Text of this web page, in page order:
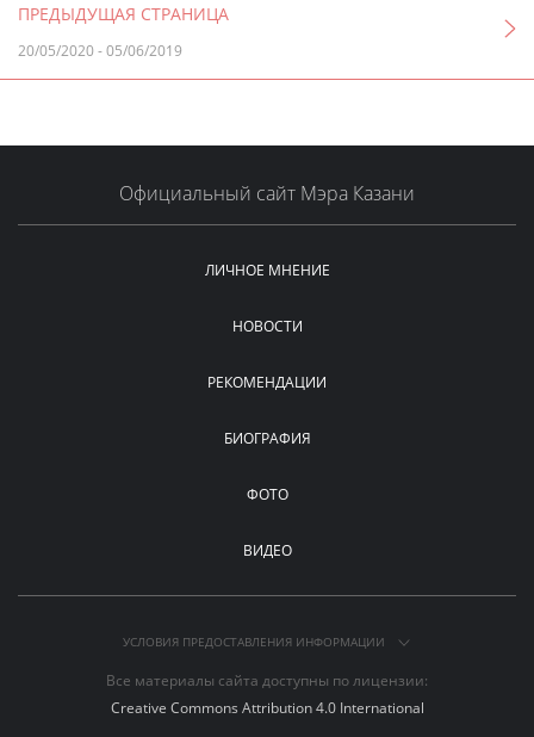
ПРЕДЫДУЩАЯ СТРАНИЦА
20/05/2020-05/06/2019
Официальный сайт Мэра Казани
ЛИЧНОЕ МНЕНИЕ
НОВОСТИ
РЕКОМЕНДАЦИИ
БИОГРАФИЯ
ФОТО
ВИДЕО
УСЛОВИЯ ПРЕДОСТАВЛЕНИЯ ИНФОРМАЦИИ
Все материалы сайта доступны по лицензии:
Creative Commons Attribution 4.0 International